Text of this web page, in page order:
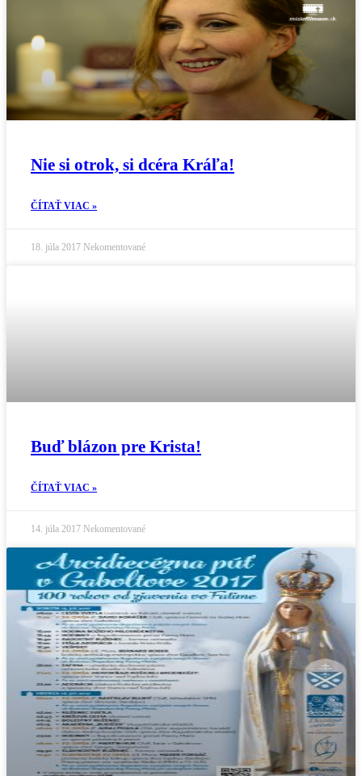
Nie si otrok, si dcéra Kráľa!
ČÍTAŤ VIAC »
18. júla 2017 Nekomentované
Buď blázon pre Krista!
ČÍTAŤ VIAC »
14. júla 2017 Nekomentované